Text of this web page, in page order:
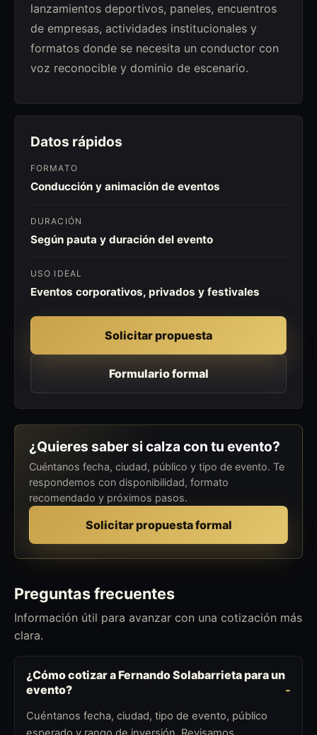
lanzamientos deportivos, paneles, encuentros
de empresas, actividades institucionales y
formatos donde se necesita un conductor con
voz reconocible y dominio de escenario.
Datos rápidos
FORMATO
Conducción y animación de eventos
DURACIÓN
Según pauta y duración del evento
USO IDEAL
Eventos corporativos, privados y festivales
Solicitar propuesta
Formulario formal
¿Quieres saber si calza con tu evento?
Cuéntanos fecha, ciudad, público y tipo de evento. Te
respondemos con disponibilidad, formato
recomendado y próximos pasos.
Solicitar propuesta formal
Preguntas frecuentes
Información útil para avanzar con una cotización más
clara.
¿Cómo cotizar a Fernando Solabarrieta para un
evento?
Cuéntanos fecha, ciudad, tipo de evento, público